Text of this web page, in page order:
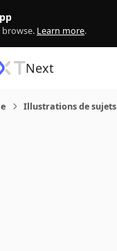
Learn more.
Next
Illustrations de sujets